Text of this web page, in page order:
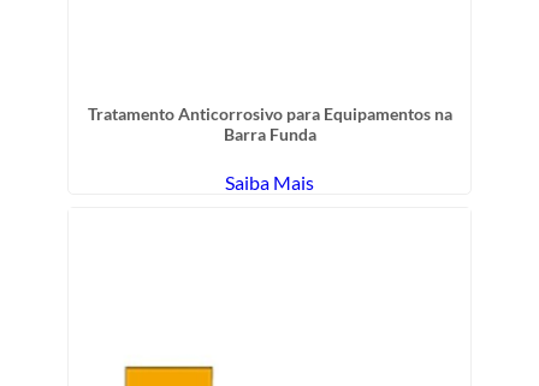
Tratamento Anticorrosivo para Equipamentos na
Barra Funda
Saiba Mais